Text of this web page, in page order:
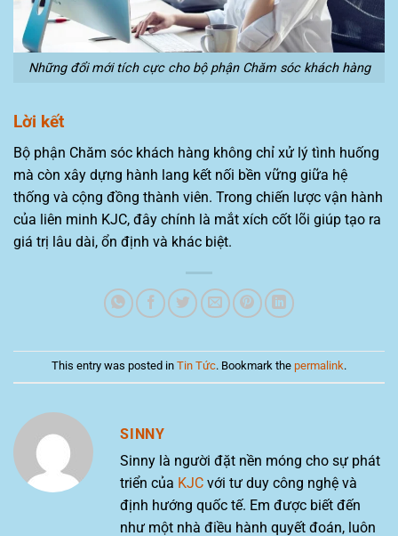
Những đổi mới tích cực cho bộ phận Chăm sóc khách hàng
Lời kết
Bộ phận Chăm sóc khách hàng không chỉ xử lý tình huống
mà còn xây dựng hành lang kết nối bền vững giữa hệ
thống và cộng đồng thành viên. Trong chiến lược vận hành
của liên minh KJC, đây chính là mắt xích cốt lõi giúp tạo ra
giá trị lâu dài, ổn định và khác biệt.
This entry was posted in Tin Tức. Bookmark the permalink.
SINNY
Sinny là người đặt nền móng cho sự phát
triển của KJC với tư duy công nghệ và
định hướng quốc tế. Em được biết đến
như một nhà điều hành quyết đoán, luôn